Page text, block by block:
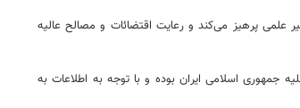
علمی پرهیز می‌کند و رعایت اقتضائات و مصالح عالیه
جمهوری اسلامی ایران بوده و با توجه به اطلاعات به